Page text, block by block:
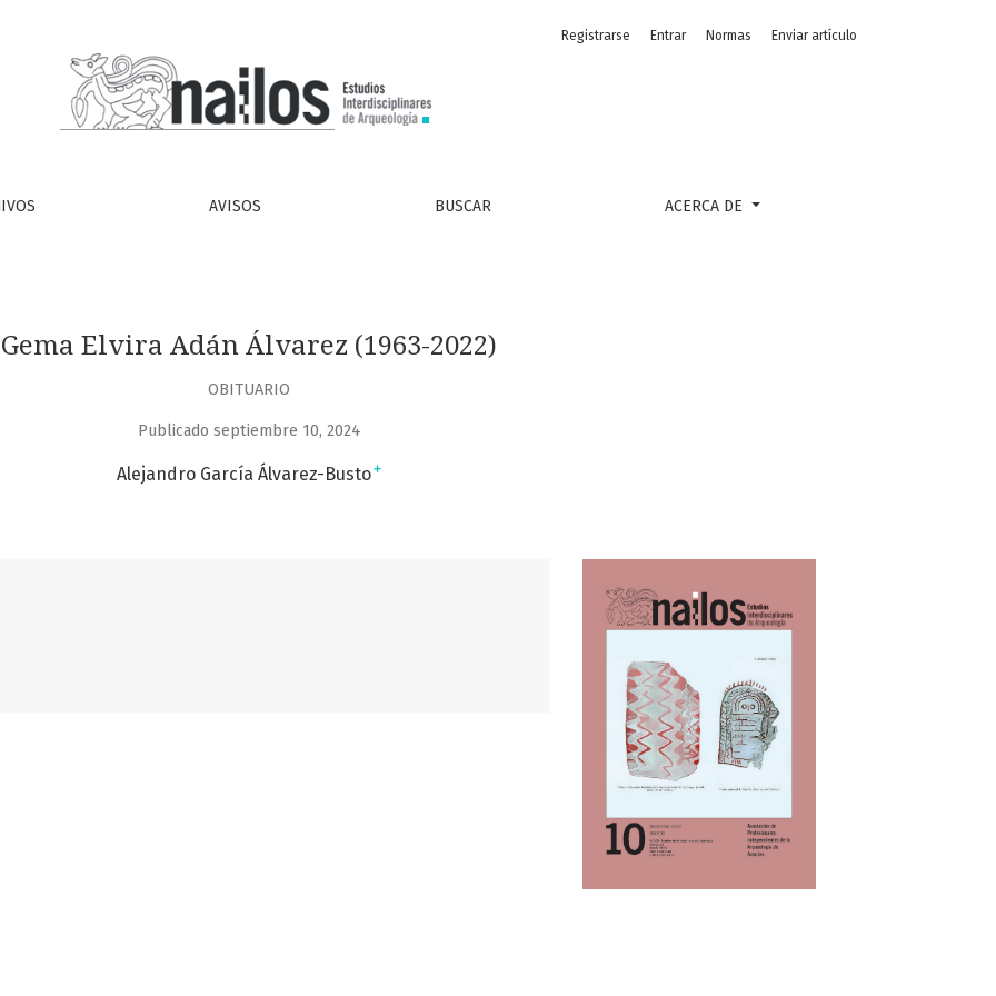
AVISOS BUSCAR ACERCA DE
Registrarse Entrar Normas Enviar artículo
Gema Elvira Adán Álvarez (1963-2022)
OBITUARIO
Publicado septiembre 10, 2024
Alejandro García Álvarez-Busto+